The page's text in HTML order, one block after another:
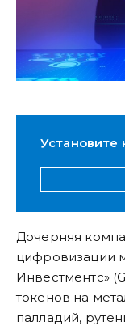
Установите
Дочерняя
цифровизации
Инвестментс»
токенов на
палладий,